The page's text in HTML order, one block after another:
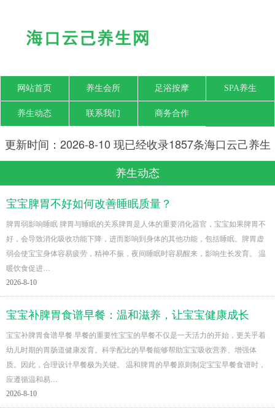
网站首页 养生会所 足浴按摩 SPA养生
养生动态 联系我们 商务合作
更新时间：2026-8-10 现已经收录1857条海口云己养生
网信息
养生动态
宝宝脾胃不好如何改善睡眠质量？
脾胃弱影响睡眠 脾胃与睡眠的关系脾胃是人体的重要消化器官，宝宝如果脾胃不
好，会导致消化吸收功能下降，进而影响到身体的其他功能，包括睡眠。脾胃虚
弱会使宝宝身体容易疲劳，精神不振，夜间睡眠时容易醒来，影响生长发育。 温
暖饮食促进…
2026-8-10
宝宝补脾胃食谱早餐：温和滋养，让宝宝健康成长
宝宝补脾胃食谱早餐 早餐的重要性宝宝的早餐不仅是一天活力的开始，更关乎着
幼儿时期的胃肠道健康发育。科学配比的早餐能够帮助宝宝吸收营养、增强体
质。因此，合理设计早餐极为关键。 温和脾胃的早餐原则制定宝宝早餐食谱时，
应遵循温和易…
2026-8-10